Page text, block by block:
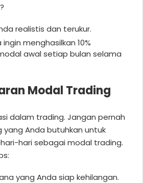
realistis dan terukur.
menghasilkan 10%
awal setiap bulan selama
Modal Trading
dalam trading. Jangan pernah
yang Anda butuhkan untuk
hari sebagai modal trading.
yang Anda siap kehilangan.